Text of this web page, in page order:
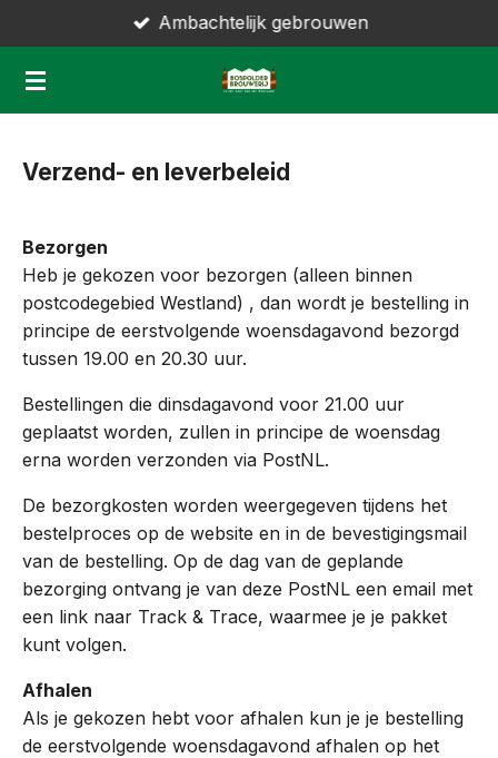
direct
naar
Ambachtelijk gebrouwen
Verzend- en leverbeleid
Bezorgen
Heb je gekozen voor bezorgen (alleen binnen
postcodegebied Westland) , dan wordt je bestelling in
principe de eerstvolgende woensdagavond bezorgd
tussen 19.00 en 20.30 uur.
Bestellingen die dinsdagavond voor 21.00 uur
geplaatst worden, zullen in principe de woensdag
erna worden verzonden via PostNL.
De bezorgkosten worden weergegeven tijdens het
bestelproces op de website en in de bevestigingsmail
van de bestelling. Op de dag van de geplande
bezorging ontvang je van deze PostNL een email met
een link naar Track & Trace, waarmee je je pakket
kunt volgen.
Afhalen
Als je gekozen hebt voor afhalen kun je je bestelling
de eerstvolgende woensdagavond afhalen op het